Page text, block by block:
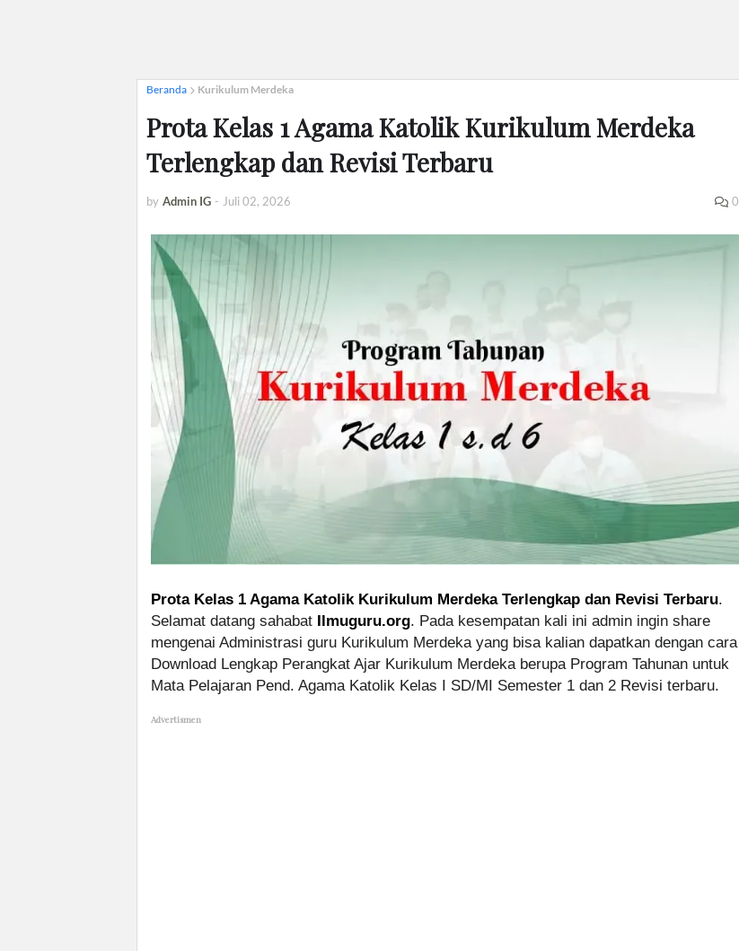
Beranda Kurikulum Merdeka
Prota Kelas 1 Agama Katolik Kurikulum Merdeka
Terlengkap dan Revisi Terbaru
by Admin IG - Juli 02, 2026 0
Prota Kelas 1 Agama Katolik Kurikulum Merdeka Terlengkap dan Revisi Terbaru.
Selamat datang sahabat Ilmuguru.org. Pada kesempatan kali ini admin ingin share
mengenai Administrasi guru Kurikulum Merdeka yang bisa kalian dapatkan dengan cara
Download Lengkap Perangkat Ajar Kurikulum Merdeka berupa Program Tahunan untuk
Mata Pelajaran Pend. Agama Katolik Kelas I SD/MI Semester 1 dan 2 Revisi terbaru.
Advertismen